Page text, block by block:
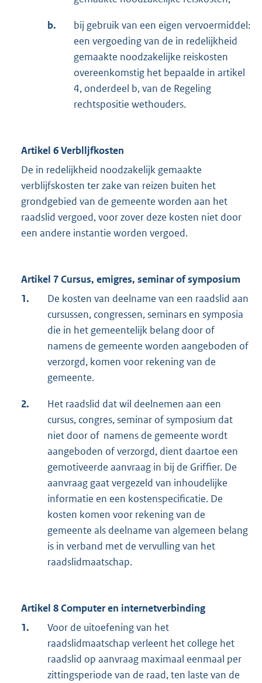
b.
bij gebruik van een eigen vervoermiddel:
een vergoeding van de in redelijkheid
gemaakte noodzakelijke reiskosten
overeenkomstig het bepaalde in artikel
4, onderdeel b, van de Regeling
rechtspositie wethouders.
Artikel 6 Verblljfkosten
De in redelijkheid noodzakelijk gemaakte
verblijfskosten ter zake van reizen buiten het
grondgebied van de gemeente worden aan het
raadslid vergoed, voor zover deze kosten niet door
een andere instantie worden vergoed.
Artikel 7 Cursus, emigres, seminar of symposium
1.
De kosten van deelname van een raadslid aan
cursussen, congressen, seminars en symposia
die in het gemeentelijk belang door of
namens de gemeente worden aangeboden of
verzorgd, komen voor rekening van de
gemeente.
2.
Het raadslid dat wil deelnemen aan een
cursus, congres, seminar of symposium dat
niet door of namens de gemeente wordt
aangeboden of verzorgd, dient daartoe een
gemotiveerde aanvraag in bij de Griffier. De
aanvraag gaat vergezeld van inhoudelijke
informatie en een kostenspecificatie. De
kosten komen voor rekening van de
gemeente als deelname van algemeen belang
is in verband met de vervulling van het
raadslidmaatschap.
Artikel 8 Computer en internetverbinding
1.
Voor de uitoefening van het
raadslidmaatschap verleent het college het
raadslid op aanvraag maximaal eenmaal per
zittingsperiode van de raad, ten laste van de